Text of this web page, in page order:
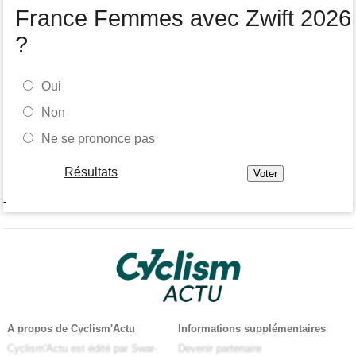
France Femmes avec Zwift 2026
?
Oui
Non
Ne se prononce pas
Résultats
-
A propos de Cyclism'Actu
Cyclism'Actu est édité par Swar-
Informations supplémentaires
Devenir partenaire